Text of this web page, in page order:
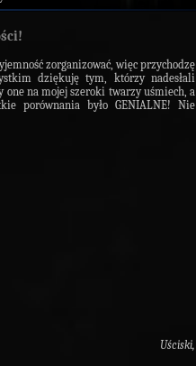
zorganizować, więc przychodzę
dziękuję tym, którzy nadesłali
one na mojej szeroki twarzy uśmiech, a
porównania było GENIALNE! Nie
Uściski,